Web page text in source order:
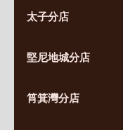
太子分店
營業時間:
九龍太子太子道西141號
堅尼地城分店
營業時間:
筲箕灣分店